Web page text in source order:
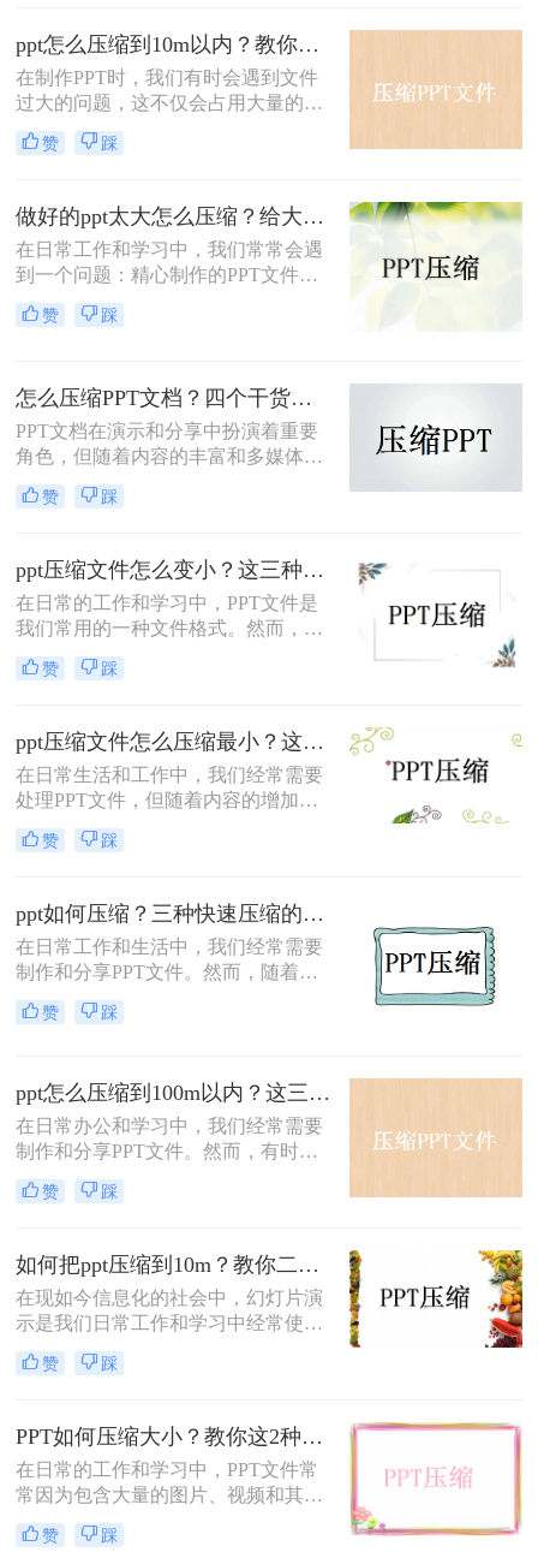
在10m以内呢？本文将介绍三种压缩
PPT文件大小的方法。
ppt怎么压缩到10m以内？教你二个压缩方法！
在制作PPT时，我们有时会遇到文件
过大的问题，这不仅会占用大量的存
储空间，还会影响文件的传输速度和
分享便利性。那么PPT怎么压缩到
压缩到10M以内的方法。
赞 踩
做好的ppt太大怎么压缩？给大家介绍三个常用办法！
在日常工作和学习中，我们常常会遇
到一个问题：精心制作的PPT文件体
积过大，无论是发送邮件还是在线分
享都显得极为不便。这时，对PPT文
帮助您轻松解决做好的ppt太大怎么压
缩问题。
赞 踩
怎么压缩PPT文档？四个干货教程不要错过！
PPT文档在演示和分享中扮演着重要
角色，但随着内容的丰富和多媒体元
素的增加，PPT文件的大小也会相应
增大，给存储和传输带来不便。为了
以采用多种方法进行压缩。那么怎么
压缩PPT文档呢？本文将详细介绍几
种常用的PPT文档压缩方法，帮助您
轻松管理PPT文件。
赞 踩
ppt压缩文件怎么变小？这三种方法值得尝试一下！
​在日常的工作和学习中，PPT文件是
我们常用的一种文件格式。然而，随
着内容的不断增加和素材的丰富，
PPT文件往往会变得越来越大，这不
响文件的传输速度和编辑效率。因
此，我们需要掌握一些实用的方法来
压缩PPT文件，使其变小。那么PPT
压缩文件怎么变小呢？本文将介绍三
种有效的PPT压缩方法，帮助您轻松
减小文件大小。
赞 踩
ppt压缩文件怎么压缩最小？这几个方法可行！
​在日常生活和工作中，我们经常需要
处理PPT文件，但随着内容的增加和
素材的丰富，PPT文件大小往往会逐
渐增大。这不仅会占用大量存储空
辑效率。因此，将PPT文件压缩至最
小变得至关重要。那么PPT压缩文件
怎么压缩最小呢？本文将为您介绍一
些实用的方法，帮助您实现PPT文件
的最大化压缩。
赞 踩
ppt如何压缩？三种快速压缩的办法，手把手教会大家！
在日常工作和生活中，我们经常需要
制作和分享PPT文件。然而，随着内
容的丰富和素材的增加，PPT文件往
往会变得越来越大，这不仅占据了大
了一个必要的操作。那么PPT如何压
缩呢？本文将详细介绍PPT压缩的方
法与步骤，帮助您轻松减小文件大
赞 踩
ppt怎么压缩到100m以内？这三种方法学习一下！
在日常办公和学习中，我们经常需要
制作和分享PPT文件。然而，有时文
件过大可能导致分享或传输不便。为
了解决这个问题，我们可以采取一些
小控制在100M以内。那么ppt怎么压
缩到100m以内呢？本文将介绍几种实
用的PPT压缩方法，帮助你轻松实现
这一目标。
赞 踩
如何把ppt压缩到10m？教你二种最简单的方法！
在现如今信息化的社会中，幻灯片演
示是我们日常工作和学习中经常使用
的一种工具。然而，随着我们制作的
PPT文件越来越多、越来越复杂，文
传输PPT带来了困扰。有时，我们会
发现PPT文件太大无法通过电子邮件
发送，或者上传到网络时需要很长时
间。
赞 踩
PPT如何压缩大小？教你这2种PPT压缩方法！
在日常的工作和学习中，PPT文件常
常因为包含大量的图片、视频和其他
媒体元素而变得庞大，这给存储和分
享带来了诸多不便。那么PPT如何压
赞 踩